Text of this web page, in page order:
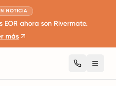
NOTICIA
EOR ahora son Rivermate.
más